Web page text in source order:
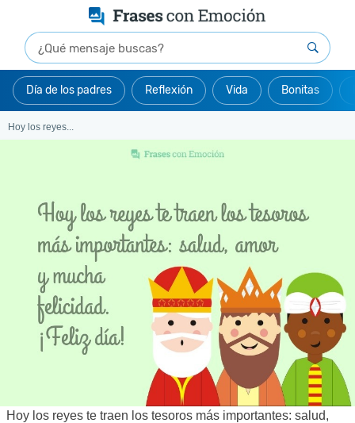
Día de los padres Reflexión Vida Bonitas
Hoy los reyes...
Hoy los reyes te traen los tesoros más importantes: salud,